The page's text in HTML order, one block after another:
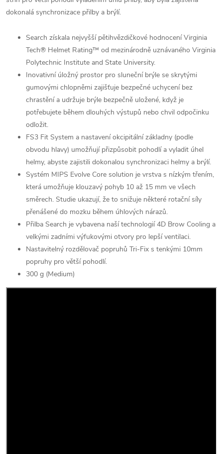
dokonalá synchronizace přilby a brýlí.
Search získala nejvyšší pětihvězdičkové hodnocení Virginia
Tech® Helmet Rating™ od mezinárodně uznávaného Virginia
Polytechnic Institute and State University.
Inovativní úložný prostor pro sluneční brýle se skrytými
gumovými chlopněmi zajišťuje bezpečné uchycení bez
chrastění a udržuje brýle bezpečně uložené, když je
potřebujete během dlouhých výstupů nebo chvil odpočinku
odložit.
FS3 Fit System a nastavení okcipitální základny (podle
obvodu hlavy) umožňují přizpůsobit pohodlí a vyladit úhel
helmy, abyste zajistili dokonalou synchronizaci helmy a brýlí.
Systém MIPS Evolve Core solution je vrstva s nízkým třením,
která umožňuje klouzavý pohyb 10 až 15 mm ve všech
směrech. Studie ukazují, že to snižuje některé rotační síly
přenášené do mozku během úhlových nárazů.
Přilba Search je vybavena naší technologií 4D Brow Cooling a
velkými zadními výfukovými otvory pro lepší ventilaci.
Nastavitelný rozdělovač popruhů Tri-Fix s tenkými 10mm
popruhy pro větší pohodlí.
300 g (Medium)